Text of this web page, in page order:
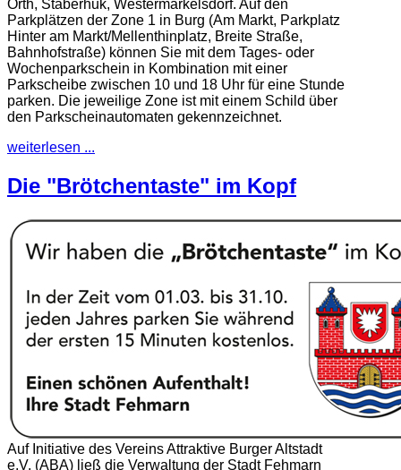
Orth, Staberhuk, Westermarkelsdorf. Auf den
Parkplätzen der Zone 1 in Burg (Am Markt, Parkplatz
Hinter am Markt/Mellenthinplatz, Breite Straße,
Bahnhofstraße) können Sie mit dem Tages- oder
Wochenparkschein in Kombination mit einer
Parkscheibe zwischen 10 und 18 Uhr für eine Stunde
parken. Die jeweilige Zone ist mit einem Schild über
den Parkscheinautomaten gekennzeichnet.
weiterlesen ...
Die "Brötchentaste" im Kopf
Auf Initiative des Vereins Attraktive Burger Altstadt
e.V. (ABA) ließ die Verwaltung der Stadt Fehmarn